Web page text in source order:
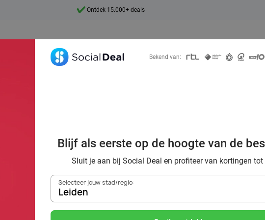
7 dagen per week beschikbaar
16 tips van
de ideale dates!
Bekend van:
Blijf als eerste op de hoogte van de
Sluit je aan bij Social Deal en profiteer van kortingen tot
Selecteer jouw stad/regio:
Leiden